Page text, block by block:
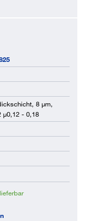
8 µm,
µ0,12 - 0,18